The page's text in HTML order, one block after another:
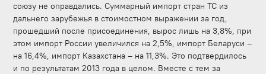
союзу не оправдались. Суммарный импорт стран ТС из
дальнего зарубежья в стоимостном выражении за год,
прошедший после присоединения, вырос лишь на 3,8%, при
этом импорт России увеличился на 2,5%, импорт Беларуси –
на 16,4%, импорт Казахстана – на 11,3%. Это подтвердилось
и по результатам 2013 года в целом. Вместе с тем за